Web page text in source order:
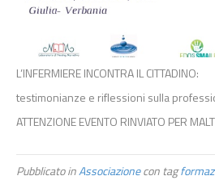
L’INFERMIERE INCONTRA IL CITTADINO:
testimonianze e riflessioni sulla
ATTENZIONE EVENTO RINVIATO PER
Pubblicato inAssociazionecon tag